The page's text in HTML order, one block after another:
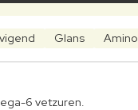
Glans
6 vetzuren.